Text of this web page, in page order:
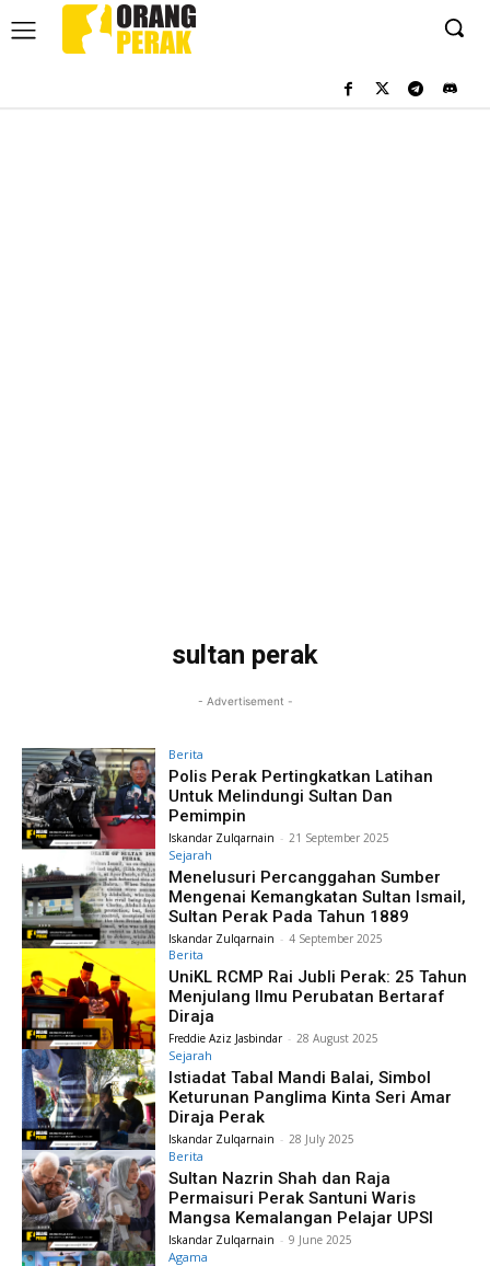
sultan perak
- Advertisement -
Berita
Polis Perak Pertingkatkan Latihan
Untuk Melindungi Sultan Dan
Pemimpin
Iskandar Zulqarnain - 21 September 2025
Sejarah
Menelusuri Percanggahan Sumber
Mengenai Kemangkatan Sultan Ismail,
Sultan Perak Pada Tahun 1889
Iskandar Zulqarnain - 4 September 2025
Berita
UniKL RCMP Rai Jubli Perak: 25 Tahun
Menjulang Ilmu Perubatan Bertaraf
Diraja
Freddie Aziz Jasbindar - 28 August 2025
Sejarah
Istiadat Tabal Mandi Balai, Simbol
Keturunan Panglima Kinta Seri Amar
Diraja Perak
Iskandar Zulqarnain - 28 July 2025
Berita
Sultan Nazrin Shah dan Raja
Permaisuri Perak Santuni Waris
Mangsa Kemalangan Pelajar UPSI
Iskandar Zulqarnain - 9 June 2025
Agama